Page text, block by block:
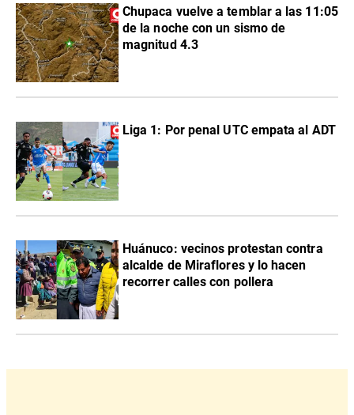
Chupaca vuelve a temblar a las 11:05
de la noche con un sismo de
magnitud 4.3
Liga 1: Por penal UTC empata al ADT
Huánuco: vecinos protestan contra
alcalde de Miraflores y lo hacen
recorrer calles con pollera